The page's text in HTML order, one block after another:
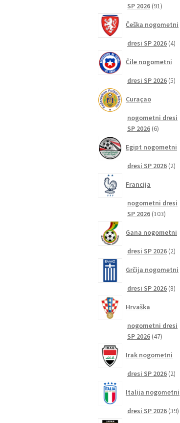
SP 2026 9191
Češka nogometni
dresi SP 2026 44
Čile nogometni
dresi SP 2026 55
Curaçao
nogometni dresi
SP 2026 66
Egipt nogometni
dresi SP 2026 22
Francija
nogometni dresi
SP 2026 103103
Gana nogometni
dresi SP 2026 22
Grčija nogometni
dresi SP 2026 88
Hrvaška
nogometni dresi
SP 2026 4747
Irak nogometni
dresi SP 2026 22
Italija nogometni
dresi SP 2026 3939